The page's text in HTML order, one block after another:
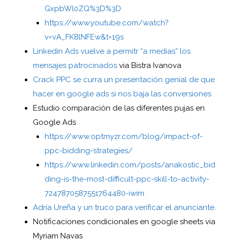
GxpbWl0ZQ%3D%3D
https://www.youtube.com/watch?
v=vA_FK8lNFEw&t=19s
Linkedin Ads vuelve a permitr “a medias” los
mensajes patrocinados via Bistra Ivanova
Crack PPC se curra un presentación genial de que
hacer en google ads si nos baja las conversiones
Estudio comparación de las diferentes pujas en
Google Ads
https://www.optmyzr.com/blog/impact-of-
ppc-bidding-strategies/
https://www.linkedin.com/posts/anakostic_bid
ding-is-the-most-difficult-ppc-skill-to-activity-
7247870587551764480-iwim
Adria Ureña y un truco para verificar el anunciante.
Notificaciones condicionales en google sheets via
Myriam Navas